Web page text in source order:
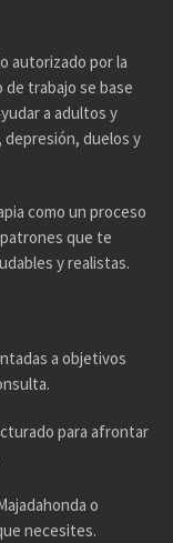
autorizado por la
de trabajo se base
a adultos y
depresión, duelos y
como un proceso
que te
y realistas.
a objetivos
para afrontar
o
necesites.